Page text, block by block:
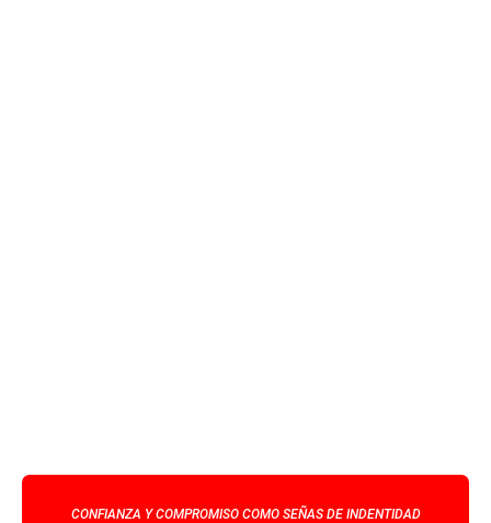
CONFIANZA Y COMPROMISO COMO SEÑAS DE INDENTIDAD